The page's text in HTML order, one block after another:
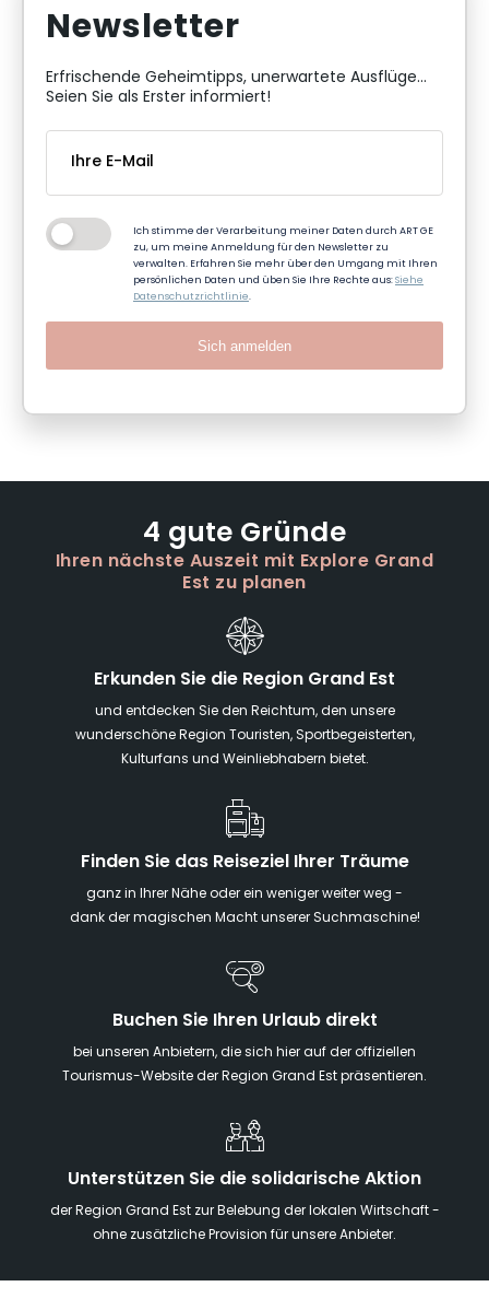
Newsletter
Erfrischende Geheimtipps, unerwartete Ausflüge...
Seien Sie als Erster informiert!
Ich stimme der Verarbeitung meiner Daten durch ART GE
zu, um meine Anmeldung für den Newsletter zu
verwalten. Erfahren Sie mehr über den Umgang mit Ihren
persönlichen Daten und üben Sie Ihre Rechte aus:Siehe
Datenschutzrichtlinie.
Sich anmelden
4 gute Gründe
Ihren nächste Auszeit mit Explore Grand
Est zu planen
Erkunden Sie die Region Grand Est
und entdecken Sie den Reichtum, den unsere
wunderschöne Region Touristen, Sportbegeisterten,
Kulturfans und Weinliebhabern bietet.
Finden Sie das Reiseziel Ihrer Träume
ganz in Ihrer Nähe oder ein weniger weiter weg -
dank der magischen Macht unserer Suchmaschine!
Buchen Sie Ihren Urlaub direkt
bei unseren Anbietern, die sich hier auf der offiziellen
Tourismus-Website der Region Grand Est präsentieren.
Unterstützen Sie die solidarische Aktion
der Region Grand Est zur Belebung der lokalen Wirtschaft -
ohne zusätzliche Provision für unsere Anbieter.